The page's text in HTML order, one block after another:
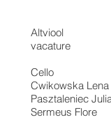
Altviool
vacature
Cello
Cwikowska Lena
Pasztaleniec
Sermeus Flore